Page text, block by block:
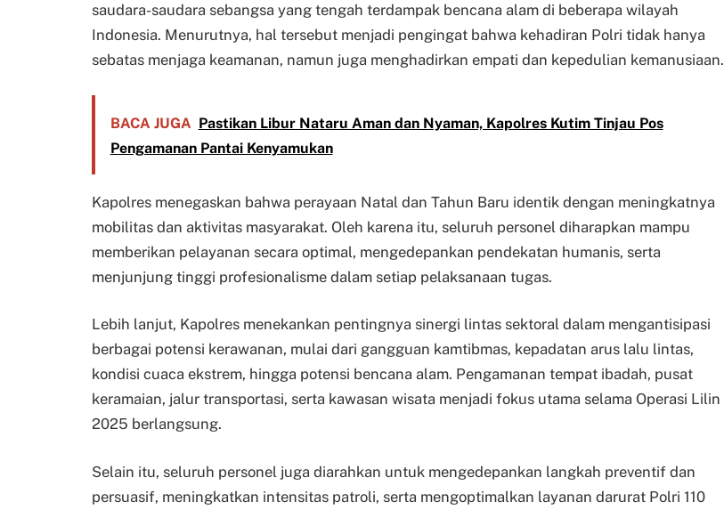
saudara-saudara sebangsa yang tengah terdampak bencana alam di beberapa wilayah
Indonesia. Menurutnya, hal tersebut menjadi pengingat bahwa kehadiran Polri tidak hanya
sebatas menjaga keamanan, namun juga menghadirkan empati dan kepedulian kemanusiaan.
BACA JUGA Pastikan Libur Nataru Aman dan Nyaman, Kapolres Kutim Tinjau Pos
Pengamanan Pantai Kenyamukan
Kapolres menegaskan bahwa perayaan Natal dan Tahun Baru identik dengan meningkatnya
mobilitas dan aktivitas masyarakat. Oleh karena itu, seluruh personel diharapkan mampu
memberikan pelayanan secara optimal, mengedepankan pendekatan humanis, serta
menjunjung tinggi profesionalisme dalam setiap pelaksanaan tugas.
Lebih lanjut, Kapolres menekankan pentingnya sinergi lintas sektoral dalam mengantisipasi
berbagai potensi kerawanan, mulai dari gangguan kamtibmas, kepadatan arus lalu lintas,
kondisi cuaca ekstrem, hingga potensi bencana alam. Pengamanan tempat ibadah, pusat
keramaian, jalur transportasi, serta kawasan wisata menjadi fokus utama selama Operasi Lilin
2025 berlangsung.
Selain itu, seluruh personel juga diarahkan untuk mengedepankan langkah preventif dan
persuasif, meningkatkan intensitas patroli, serta mengoptimalkan layanan darurat Polri 110